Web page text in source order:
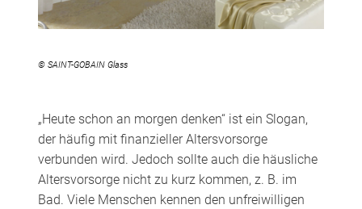
© SAINT-GOBAIN Glass
„Heute schon an morgen denken“ ist ein Slogan,
der häufig mit finanzieller Altersvorsorge
verbunden wird. Jedoch sollte auch die häusliche
Altersvorsorge nicht zu kurz kommen, z. B. im
Bad. Viele Menschen kennen den unfreiwilligen